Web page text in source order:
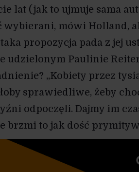
lat (jak to ujmuje sama
wybierani, mówi Holland,
propozycja pada z jej
udzielonym Paulinie Reiter
„Kobiety przez
sprawiedliwe, żeby
odpoczęli. Dajmy im
brzmi to jak dość